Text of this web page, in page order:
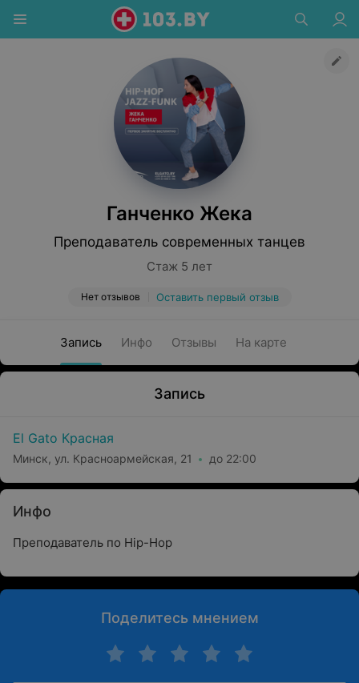
Ганченко Жека
Преподаватель современных танцев
Стаж 5 лет
Нет отзывов Оставить первый отзыв
Запись Инфо Отзывы На карте
Запись
El Gato Красная
Минск, ул. Красноармейская, 21 до 22:00
Инфо
Преподаватель по Hip-Hop
Поделитесь мнением